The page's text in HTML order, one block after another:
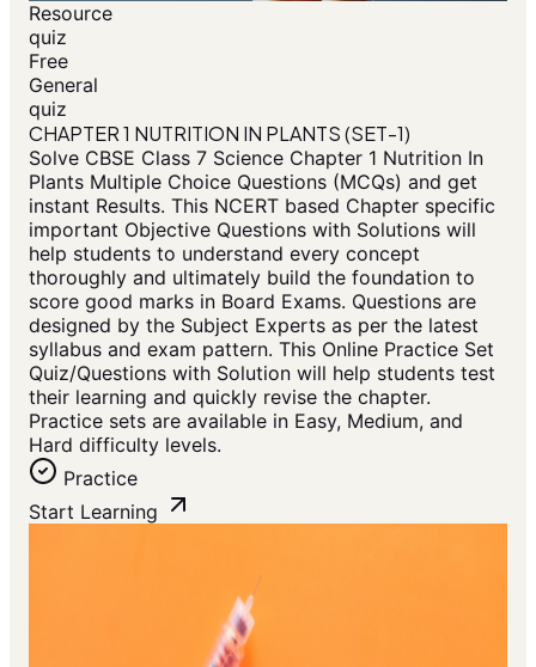
Resource
quiz
Free
General
quiz
CHAPTER 1 NUTRITION IN PLANTS (SET-1)
Solve CBSE Class 7 Science Chapter 1 Nutrition In
Plants Multiple Choice Questions (MCQs) and get
instant Results. This NCERT based Chapter specific
important Objective Questions with Solutions will
help students to understand every concept
thoroughly and ultimately build the foundation to
score good marks in Board Exams. Questions are
designed by the Subject Experts as per the latest
syllabus and exam pattern. This Online Practice Set
Quiz/Questions with Solution will help students test
their learning and quickly revise the chapter.
Practice sets are available in Easy, Medium, and
Hard difficulty levels.
Practice
Start Learning